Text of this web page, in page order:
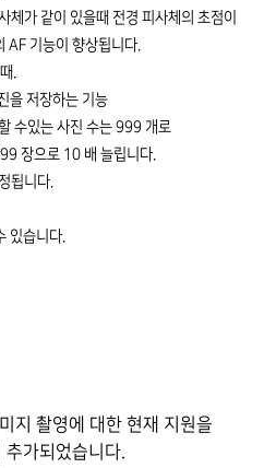
체가 같이 있을때 전경 피사체의 초점이
AF 기능이 향상됩니다.
.
을 저장하는 기능
수있는 사진 수는 999 개로
장으로 10 배 늘립니다.
됩니다.
있습니다.
지 촬영에 대한 현재 지원을
추가되었습니다.